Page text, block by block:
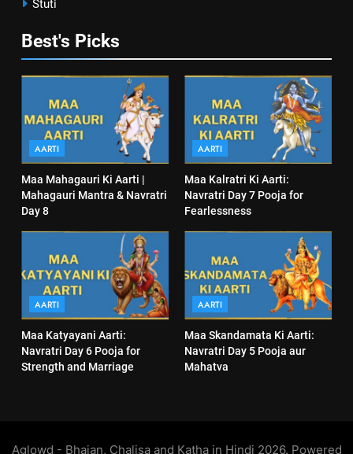
Stuti
Best's Picks
AARTI
Maa Mahagauri Ki Aarti |
Mahagauri Mantra & Navratri
Day 8
AARTI
Maa Kalratri Ki Aarti:
Navratri Day 7 Pooja for
Fearlessness
AARTI
Maa Katyayani Aarti:
Navratri Day 6 Pooja for
Strength and Marriage
AARTI
Maa Skandamata Ki Aarti:
Navratri Day 5 Pooja aur
Mahatva
Aglowd - Bhajan, Chalisa and Katha in Hindi 2026. Powered